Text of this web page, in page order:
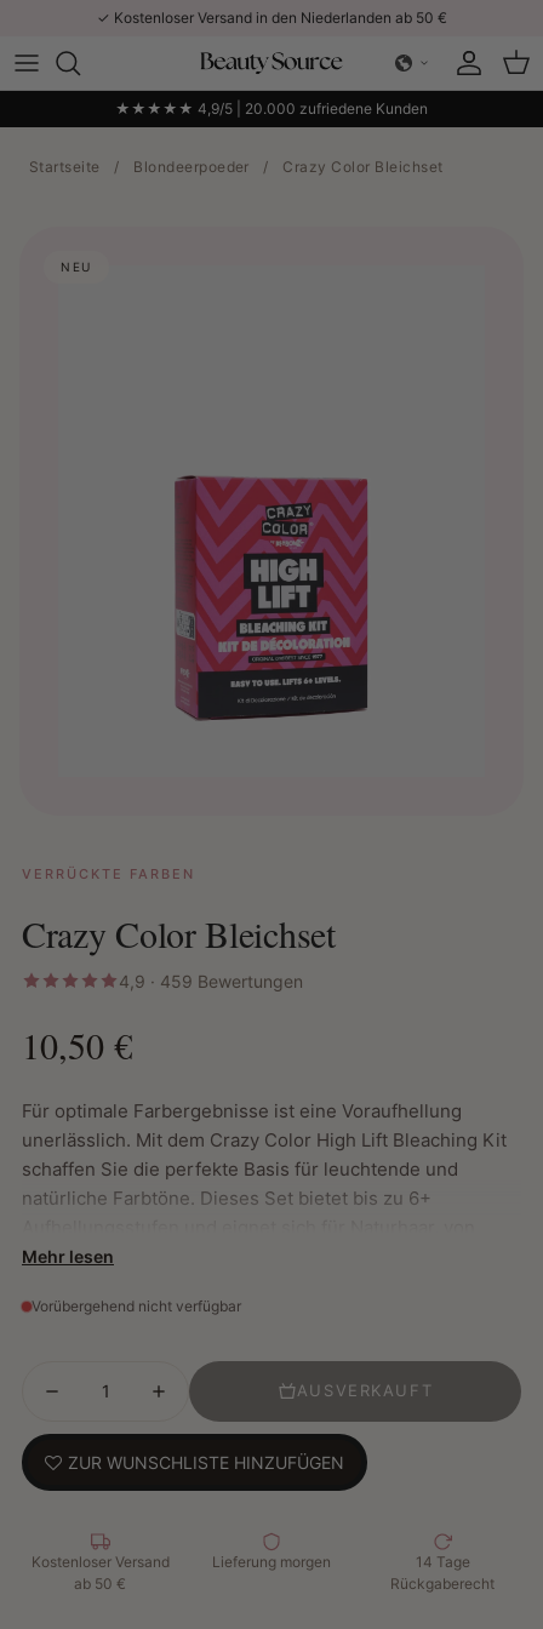
Direkt zum Inhalt✓ Kostenloser Versand in den Niederlanden ab 50 €
Konto
★★★★★ 4,9/5 | 20.000 zufriedene Kunden
Startseite / Blondeerpoeder / Crazy Color Bleichset
NEU
VERRÜCKTE FARBEN
Crazy Color Bleichset
4,9 · 459 Bewertungen
10,50 €
Für optimale Farbergebnisse ist eine Voraufhellung
unerlässlich. Mit dem Crazy Color High Lift Bleaching Kit
schaffen Sie die perfekte Basis für leuchtende und
natürliche Farbtöne. Dieses Set bietet bis zu 6+
Dunkelblond bis Dunkelbraun, sowie für den Ansatz.
Vorbereitung auf Ihr Farbabenteuer.
Inhalt des Sets:
2 x 25 g Bleekpoeder
1 x 100 ml Creme-Wasserstoffperoxid (30 Vol., 9 %)
Rührschüssel
Spatel
Farbpinsel zum Auftragen
Mehr lesen
Vorübergehend nicht verfügbar
AUSVERKAUFT
ZUR WUNSCHLISTE HINZUFÜGEN
Kostenloser Versand
ab 50 €
Lieferung morgen
14 Tage
Rückgaberecht